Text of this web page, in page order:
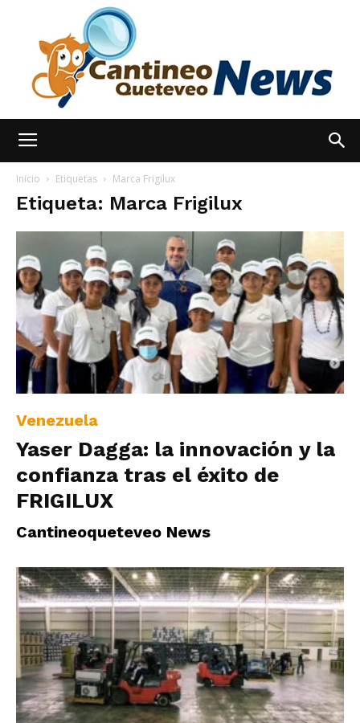
hoy
|
Ultima
|
Inicio Etiquetas Marca Frigilux
Etiqueta: Marca Frigilux
Venezuela
Yaser Dagga: la innovación y la
confianza tras el éxito de
FRIGILUX
Cantineoqueteveo News